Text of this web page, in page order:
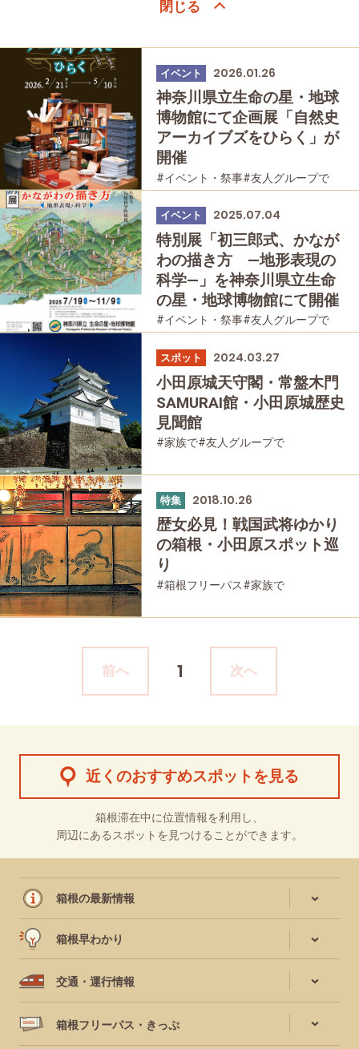
イベント 2026.01.26
神奈川県立生命の星・地球
博物館にて企画展「自然史
アーカイブズをひらく」が
開催
#イベント・祭事#友人グループで
#歴史・旧跡
イベント 2025.07.04
特別展「初三郎式、かなが
わの描き方 ―地形表現の
科学―」を神奈川県立生命
の星・地球博物館にて開催
#イベント・祭事#友人グループで
#歴史・旧跡
スポット 2024.03.27
小田原城天守閣・常盤木門
SAMURAI館・小田原城歴史
見聞館
#家族で#友人グループで
特集 2018.10.26
歴女必見！戦国武将ゆかり
の箱根・小田原スポット巡
り
#箱根フリーパス#家族で
前へ 1 次へ
近くのおすすめスポットを見る
箱根滞在中に位置情報を利用し、
周辺にあるスポットを見つけることができます。
箱根の最新情報
箱根早わかり
交通・運行情報
箱根フリーパス・きっぷ